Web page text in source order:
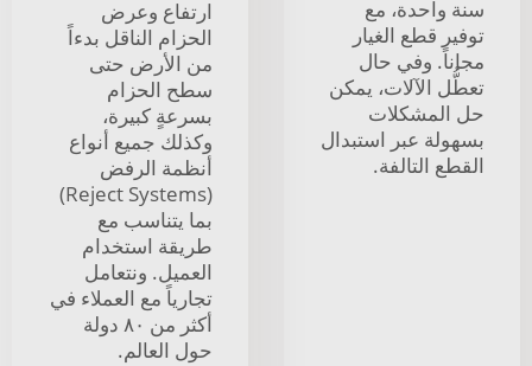
سنة واحدة، مع
توفير قطع الغيار
مجاناً. وفي حال
تعطُّل الآلات، يمكن
حل المشكلات
بسهولة عبر استبدال
القطع التالفة.
ارتفاع وعرض
الحزام الناقل بدءاً
من الأرض حتى
سطح الحزام
بسرعةٍ كبيرة،
وكذلك جميع أنواع
أنظمة الرفض
(Reject Systems)
بما يتناسب مع
طريقة استخدام
العميل. ونتعامل
تجارياً مع العملاء في
أكثر من ٨٠ دولة
حول العالم.